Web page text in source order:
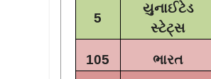
5
યુનાઈટેડ
સ્ટેટ્સ
105 ભારત